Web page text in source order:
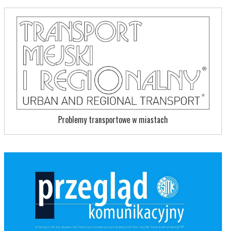
Problemy transportowe w miastach